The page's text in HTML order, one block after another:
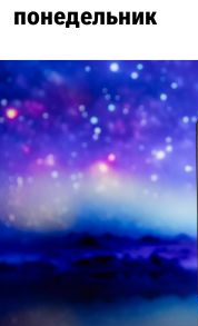
понедельник